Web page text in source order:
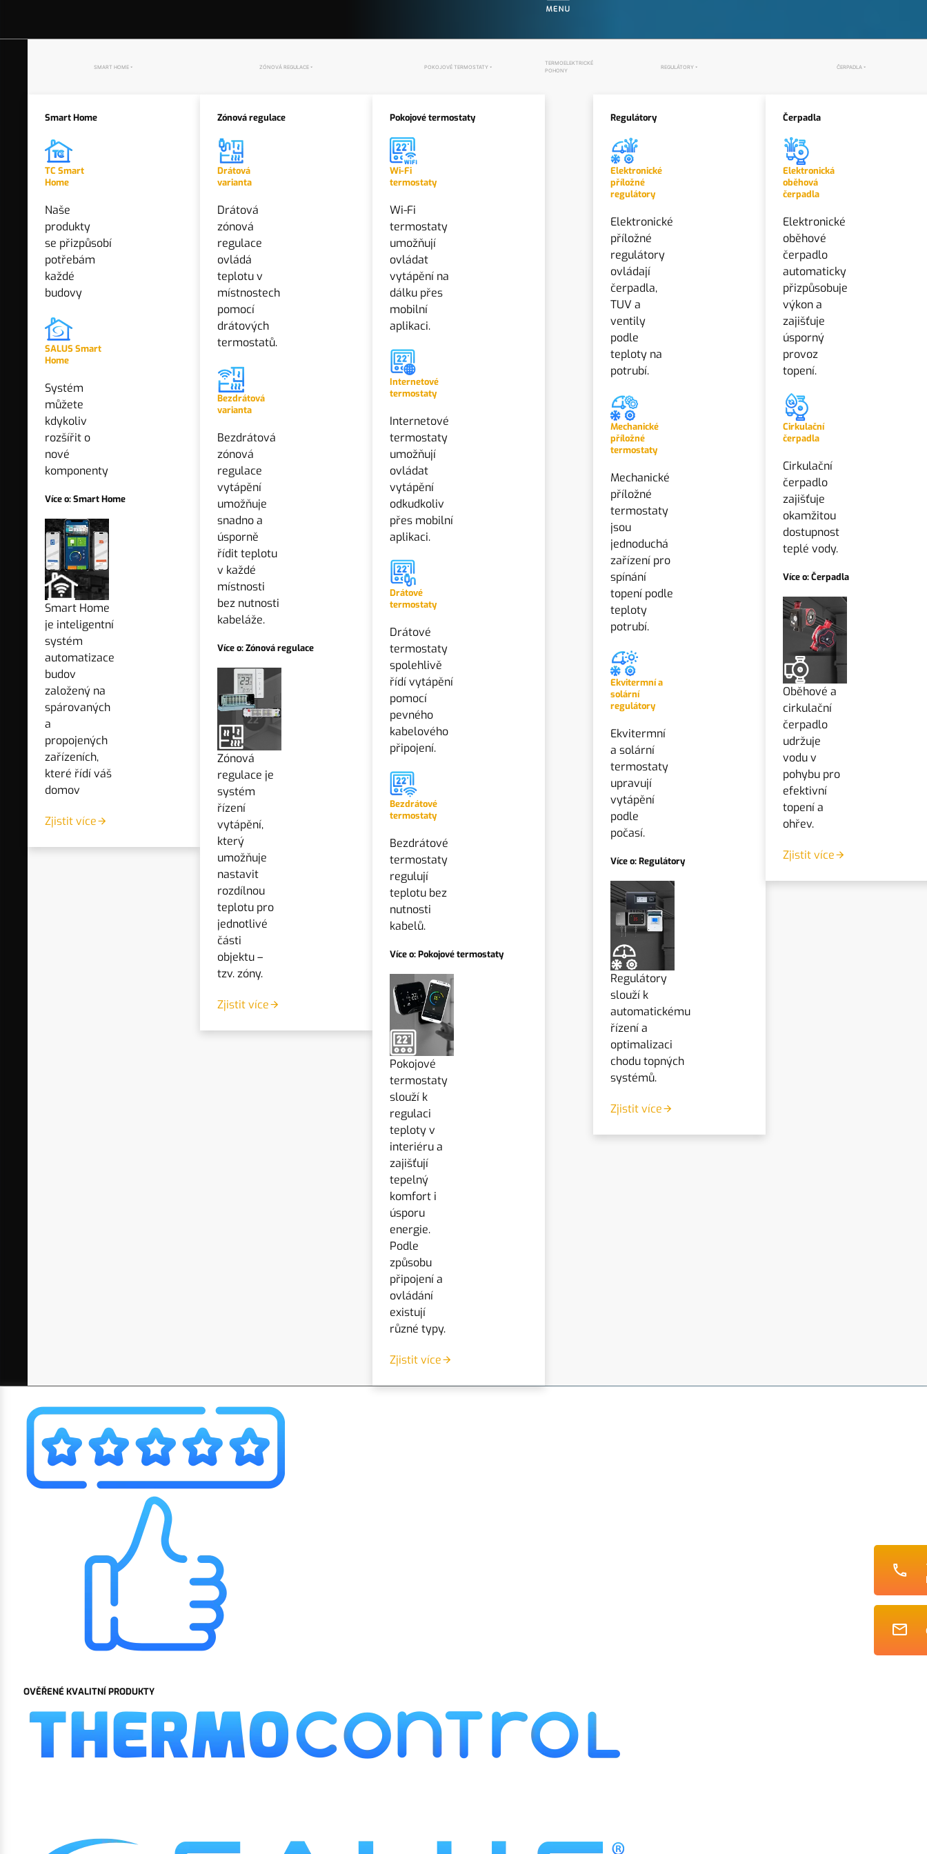
SMART HOME
Smart Home
TC Smart
Home
Naše
produkty
se přizpůsobí
potřebám
každé
budovy
SALUS Smart
Home
Systém
můžete
kdykoliv
rozšířit o
nové
komponenty
Více o: Smart Home
Smart Home
je inteligentní
systém
automatizace
budov
založený na
spárovaných
a
propojených
zařízeních,
které řídí váš
domov
Zjistit více
ZÓNOVÁ REGULACE
Zónová regulace
Drátová
varianta
Drátová
zónová
regulace
ovládá
teplotu v
místnostech
pomocí
drátových
termostatů.
Bezdrátová
varianta
Bezdrátová
zónová
regulace
vytápění
umožňuje
snadno a
úsporně
řídit teplotu
v každé
místnosti
bez nutnosti
kabeláže.
Více o: Zónová regulace
Zónová
regulace je
systém
řízení
vytápění,
který
umožňuje
nastavit
rozdílnou
teplotu pro
jednotlivé
části
objektu –
tzv. zóny.
Zjistit více
POKOJOVÉ TERMOSTATY
Pokojové termostaty
Wi-Fi
termostaty
Wi-Fi
termostaty
umožňují
ovládat
vytápění na
dálku přes
mobilní
aplikaci.
Internetové
termostaty
Internetové
termostaty
umožňují
ovládat
vytápění
odkudkoliv
přes mobilní
aplikaci.
Drátové
termostaty
Drátové
termostaty
spolehlivě
řídí vytápění
pomocí
pevného
kabelového
připojení.
Bezdrátové
termostaty
Bezdrátové
termostaty
regulují
teplotu bez
nutnosti
kabelů.
Více o: Pokojové termostaty
Pokojové
termostaty
slouží k
regulaci
teploty v
interiéru a
zajišťují
tepelný
komfort i
úsporu
energie.
Podle
způsobu
připojení a
ovládání
existují
různé typy.
Zjistit více
TERMOELEKTRICKÉ
POHONY
REGULÁTORY
Regulátory
Elektronické
příložné
regulátory
Elektronické
příložné
regulátory
ovládají
čerpadla,
TUV a
ventily
podle
teploty na
potrubí.
Mechanické
příložné
termostaty
Mechanické
příložné
termostaty
jsou
jednoduchá
zařízení pro
spínání
topení podle
teploty
potrubí.
Ekvitermní a
solární
regulátory
Ekvitermní
a solární
termostaty
upravují
vytápění
podle
počasí.
Více o: Regulátory
Regulátory
slouží k
automatickému
řízení a
optimalizaci
chodu topných
systémů.
Zjistit více
ČERPADLA
Čerpadla
Elektronická
oběhová
čerpadla
Elektronické
oběhové
čerpadlo
automaticky
přizpůsobuje
výkon a
zajišťuje
úsporný
provoz
topení.
Cirkulační
čerpadla
Cirkulační
čerpadlo
zajišťuje
okamžitou
dostupnost
teplé vody.
Více o: Čerpadla
Oběhové a
cirkulační
čerpadlo
udržuje
vodu v
pohybu pro
efektivní
topení a
ohřev.
Zjistit více
Kód produktu8594162092376
4 477 Kčvč. DPH
−
PŘIDAT DO SEZNAMU PRODUKTŮ
Nový seznam
ZOBRAZIT HISTORII CENY ZA POSLEDNÍCH 30 DNÍ
Nejnižší cena:
Nejvyšší cena:
* Ceny včetně DPH
O produktu
Technické informace
Ke stažení
OVĚŘENÉ KVALITNÍ PRODUKTY